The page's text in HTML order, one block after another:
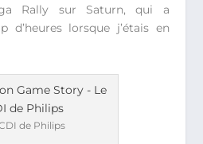
Rally sur Saturn, qui a
d’heures lorsque j’étais en
de Philips